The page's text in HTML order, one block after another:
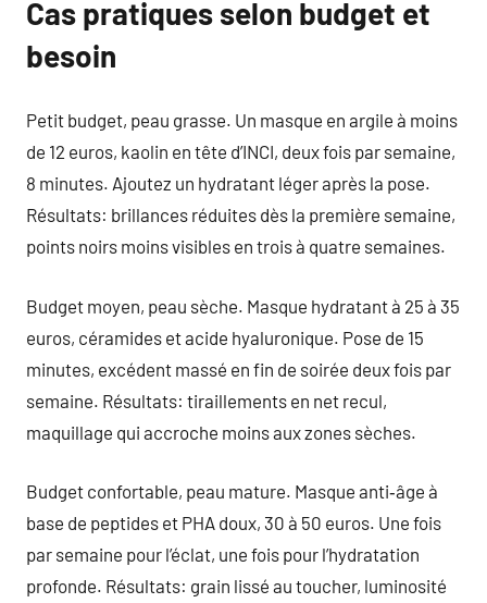
Cas pratiques selon budget et
besoin
Petit budget, peau grasse. Un masque en argile à moins
de 12 euros, kaolin en tête d’INCI, deux fois par semaine,
8 minutes. Ajoutez un hydratant léger après la pose.
Résultats: brillances réduites dès la première semaine,
points noirs moins visibles en trois à quatre semaines.
Budget moyen, peau sèche. Masque hydratant à 25 à 35
euros, céramides et acide hyaluronique. Pose de 15
minutes, excédent massé en fin de soirée deux fois par
semaine. Résultats: tiraillements en net recul,
maquillage qui accroche moins aux zones sèches.
Budget confortable, peau mature. Masque anti‑âge à
base de peptides et PHA doux, 30 à 50 euros. Une fois
par semaine pour l’éclat, une fois pour l’hydratation
profonde. Résultats: grain lissé au toucher, luminosité